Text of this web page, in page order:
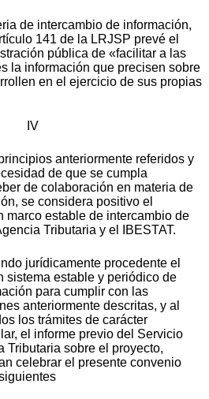
de intercambio de información,
141 de la LRJSP prevé el
pública de «facilitar a las
la información que precisen sobre
en el ejercicio de sus propias
IV
anteriormente referidos y
de que se cumpla
de colaboración en materia de
se considera positivo el
marco estable de intercambio de
Tributaria y el IBESTAT.
jurídicamente procedente el
sistema estable y periódico de
para cumplir con las
anteriormente descritas, y al
los trámites de carácter
el informe previo del Servicio
Tributaria sobre el proyecto,
celebrar el presente convenio